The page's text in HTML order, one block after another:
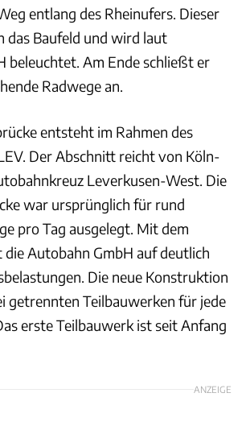
entlang des Rheinufers. Dieser
das Baufeld und wird laut
beleuchtet. Am Ende schließt er
Radwege an.
entsteht im Rahmen des
Der Abschnitt reicht von Köln-
Leverkusen-West. Die
war ursprünglich für rund
pro Tag ausgelegt. Mit dem
die Autobahn GmbH auf deutlich
Die neue Konstruktion
getrennten Teilbauwerken für jede
erste Teilbauwerk ist seit Anfang
ANZEIGE